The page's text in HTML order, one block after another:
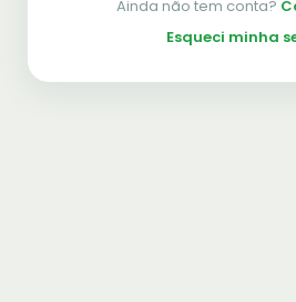
Ainda não tem conta?
Esqueci minha